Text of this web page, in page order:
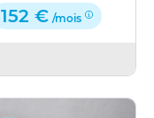
152 € /mois